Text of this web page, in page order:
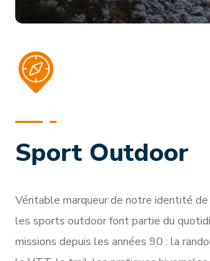
Sport Outdoor
Véritable marqueur de notre identité
les sports outdoor font partie du
missions depuis les années 90 : la